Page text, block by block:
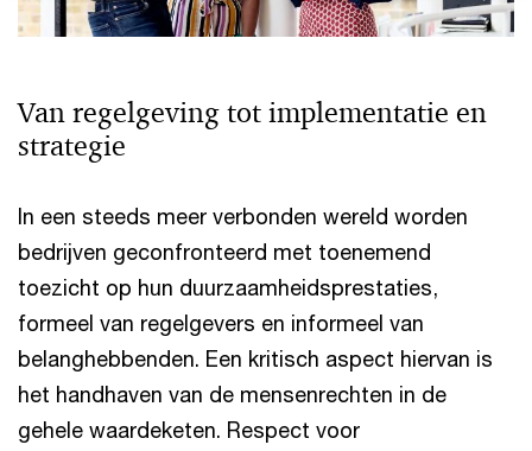
Van regelgeving tot implementatie en
strategie
In een steeds meer verbonden wereld worden
bedrijven geconfronteerd met toenemend
toezicht op hun duurzaamheidsprestaties,
formeel van regelgevers en informeel van
belanghebbenden. Een kritisch aspect hiervan is
het handhaven van de mensenrechten in de
gehele waardeketen. Respect voor